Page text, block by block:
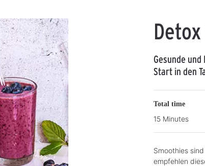
Gesunde
Start in den
Total time
15 Minutes
Smoothies
empfehlen